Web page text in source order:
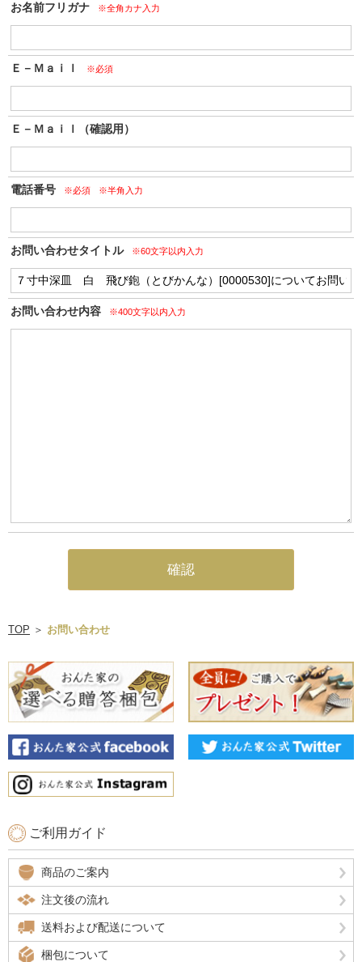
お名前フリガナ ※全角カナ入力
Ｅ－Ｍａｉｌ ※必須
Ｅ－Ｍａｉｌ（確認用）
電話番号 ※必須 ※半角入力
お問い合わせタイトル ※60文字以内入力
お問い合わせ内容 ※400文字以内入力
TOP ＞ お問い合わせ
ご利用ガイド
商品のご案内
注文後の流れ
送料および配送について
梱包について